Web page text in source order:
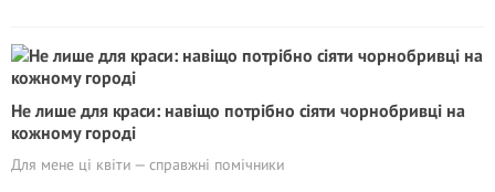
Не лише для краси: навіщо потрібно сіяти чорнобривці на
кожному городі
Для мене ці квіти — справжні помічники